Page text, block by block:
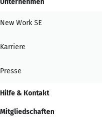
Unternehmen
New Work SE
Karriere
Presse
Hilfe & Kontakt
Mitgliedschaften